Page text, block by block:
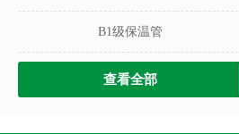
B1级保温管
查看全部